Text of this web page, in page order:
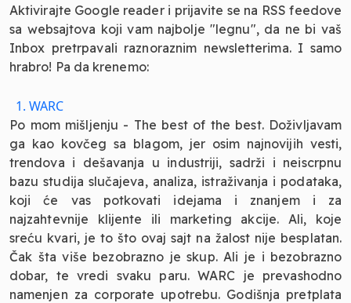
Aktivirajte Google reader i prijavite se na RSS feedove
sa websajtova koji vam najbolje "legnu", da ne bi vaš
Inbox pretrpavali raznoraznim newsletterima. I samo
hrabro! Pa da krenemo:
1. WARC
Po mom mišljenju - The best of the best. Doživljavam
ga kao kovčeg sa blagom, jer osim najnovijih vesti,
trendova i dešavanja u industriji, sadrži i neiscrpnu
bazu studija slučajeva, analiza, istraživanja i podataka,
koji će vas potkovati idejama i znanjem i za
najzahtevnije klijente ili marketing akcije. Ali, koje
sreću kvari, je to što ovaj sajt na žalost nije besplatan.
Čak šta više bezobrazno je skup. Ali je i bezobrazno
dobar, te vredi svaku paru. WARC je prevashodno
namenjen za corporate upotrebu. Godišnja pretplata